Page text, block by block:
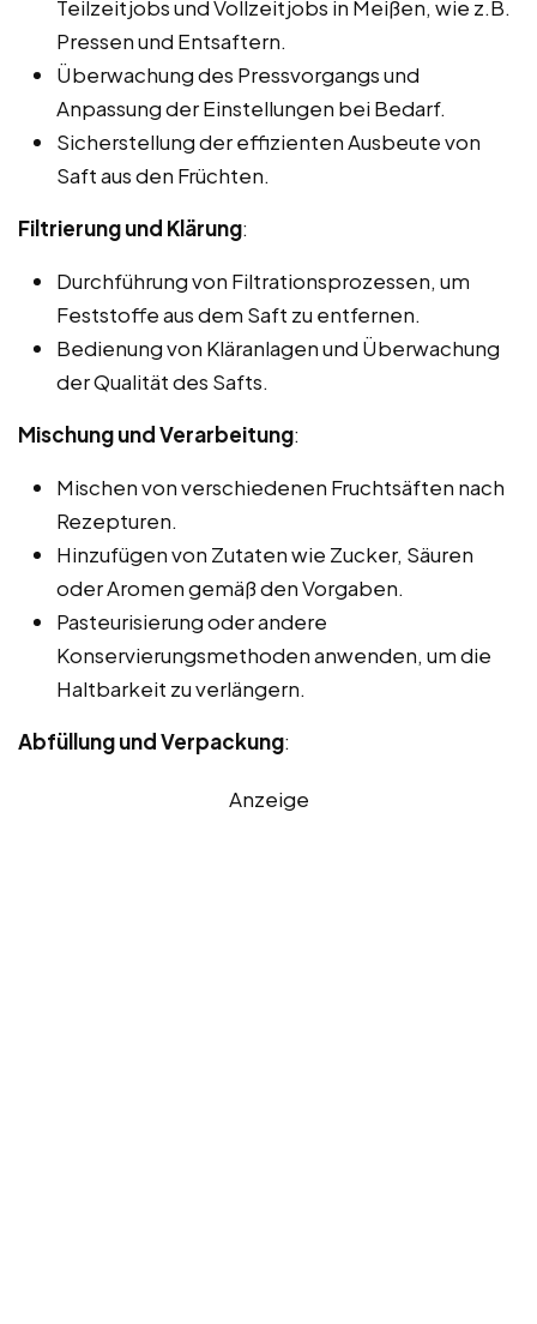
Teilzeitjobs und Vollzeitjobs in Meißen, wie z.B.
Pressen und Entsaftern.
Überwachung des Pressvorgangs und
Anpassung der Einstellungen bei Bedarf.
Sicherstellung der effizienten Ausbeute von
Saft aus den Früchten.
Filtrierung und Klärung:
Durchführung von Filtrationsprozessen, um
Feststoffe aus dem Saft zu entfernen.
Bedienung von Kläranlagen und Überwachung
der Qualität des Safts.
Mischung und Verarbeitung:
Mischen von verschiedenen Fruchtsäften nach
Rezepturen.
Hinzufügen von Zutaten wie Zucker, Säuren
oder Aromen gemäß den Vorgaben.
Pasteurisierung oder andere
Konservierungsmethoden anwenden, um die
Haltbarkeit zu verlängern.
Abfüllung und Verpackung:
Anzeige